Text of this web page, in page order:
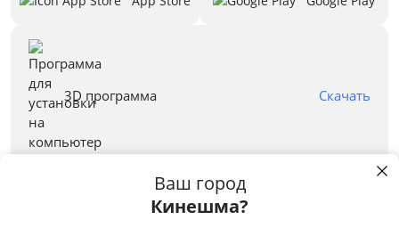
Ваш город
Кинешма?
Синий
Серый
Все варианты
3D программа Скачать
Правовая информация